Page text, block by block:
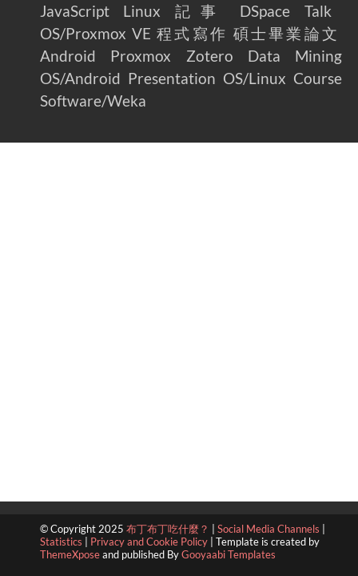
JavaScript
Linux 記事 DSpace
Talk
OS/Proxmox VE 程式寫作 碩士畢業論文
Android
Proxmox Zotero
Data Mining
OS/Android Presentation OS/Linux Course
Software/Weka
© Copyright 2025 布丁布丁吃什麼？ Social Media Channels
Statistics
Privacy and Cookie Policy
Template is created by
ThemeXposeand published ByGooyaabi Templates